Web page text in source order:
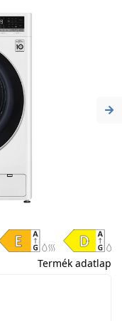
Termék adatlap